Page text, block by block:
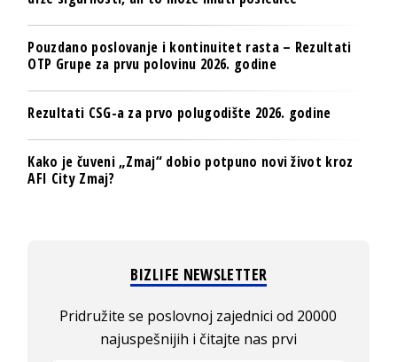
Pouzdano poslovanje i kontinuitet rasta – Rezultati
OTP Grupe za prvu polovinu 2026. godine
Rezultati CSG-a za prvo polugodište 2026. godine
Kako je čuveni „Zmaj“ dobio potpuno novi život kroz
AFI City Zmaj?
BIZLIFE NEWSLETTER
Pridružite se poslovnoj zajednici od 20000
najuspešnijih i čitajte nas prvi